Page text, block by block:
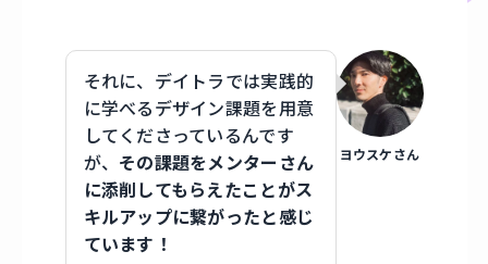
ヨウスケさん
それに、デイトラでは実践的
に学べるデザイン課題を用意
してくださっているんです
が、 その課題をメンターさん
に添削してもらえたことがス
キルアップに繋がったと感じ
ています！